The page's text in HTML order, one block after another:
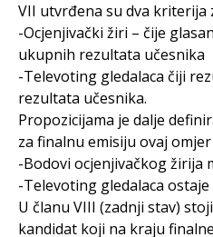
VII utvrđena su dva kriterija
-Ocjenjivački žiri – čije
ukupnih rezultata učesnika
-Televoting gledalaca čiji
rezultata učesnika.
Propozicijama je dalje
za finalnu emisiju ovaj
-Bodovi ocjenjivačkog žirija
-Televoting gledalaca
U članu VIII (zadnji stav)
kandidat koji na kraju